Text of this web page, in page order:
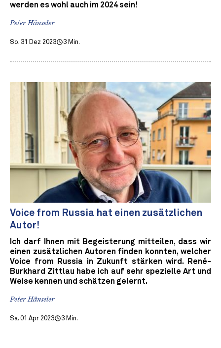
werden es wohl auch im 2024 sein!
Peter Hänseler
So. 31 Dez 2023 3 Min.
Voice from Russia hat einen zusätzlichen
Autor!
Ich darf Ihnen mit Begeisterung mitteilen, dass wir
einen zusätzlichen Autoren finden konnten, welcher
Voice from Russia in Zukunft stärken wird. René-
Burkhard Zittlau habe ich auf sehr spezielle Art und
Weise kennen und schätzen gelernt.
Peter Hänseler
Sa. 01 Apr 2023 3 Min.